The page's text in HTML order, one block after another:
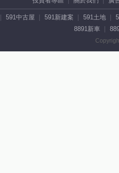
591中古屋 591新建案 591土地
8891新車